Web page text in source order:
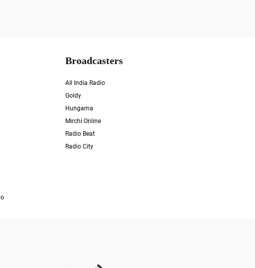
Broadcasters
All India Radio
Goldy
Hungama
Mirchi Online
Radio Beat
Radio City